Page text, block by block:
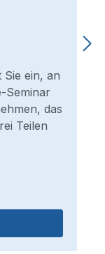
Sie ein, an
Seminar
das
Teilen